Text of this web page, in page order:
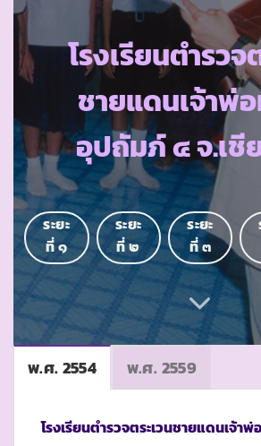
โรงเรียนตำรวจ
ชายแดนเจ้าพ่
อุปถัมภ์ ๔ จ.เชี
ระยะ
ที่ ๑
ระยะ
ที่ ๒
ระยะ
ที่ ๓
พ.ศ. 2554 พ.ศ. 2559
โรงเรียนตำรวจตระเวนชายแดนเจ้า